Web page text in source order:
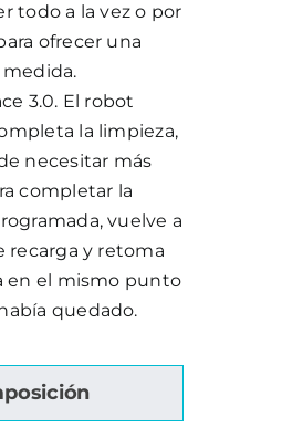
todo a la vez o por
ofrecer una
3.0. El robot
la limpieza,
necesitar más
completar la
vuelve a
recarga y retoma
en el mismo punto
quedado.